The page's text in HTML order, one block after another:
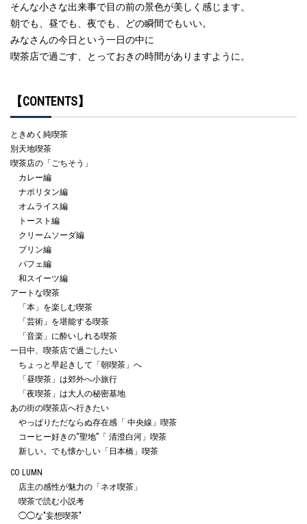
そんな小さな出来事で目の前の景色が美しく感じます。
朝でも、昼でも、夜でも、どの瞬間でもいい。
みなさんの今日という一日の中に
喫茶店で過ごす、とっておきの時間がありますように。
【CONTENTS】
ときめく純喫茶
別天地喫茶
喫茶店の「ごちそう」
カレー編
ナポリタン編
オムライス編
トースト編
クリームソーダ編
プリン編
パフェ編
和スイーツ編
アートな喫茶
「本」を楽しむ喫茶
「芸術」を堪能する喫茶
「音楽」に酔いしれる喫茶
一日中、喫茶店で過ごしたい
ちょっと早起きして「朝喫茶」へ
「昼喫茶」は郊外へ小旅行
「夜喫茶」は大人の秘密基地
あの街の喫茶店へ行きたい
やっぱりただならぬ存在感「 中央線」喫茶
コーヒー好きの“聖地”「 清澄白河」喫茶
新しい。でも懐かしい「日本橋」喫茶
CO LUMN
店主の感性が魅力の「ネオ喫茶」
喫茶で読む小説考
◯◯な"妄想喫茶"